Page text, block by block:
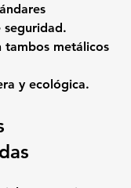
seguridad.
metálicos
y ecológica.